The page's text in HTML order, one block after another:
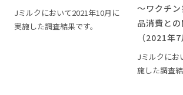
Jミルクにおいて2021年10月に
実施した調査結果です。
～ワクチ
品消費と
（2021年7
Jミルクにお
施した調査結